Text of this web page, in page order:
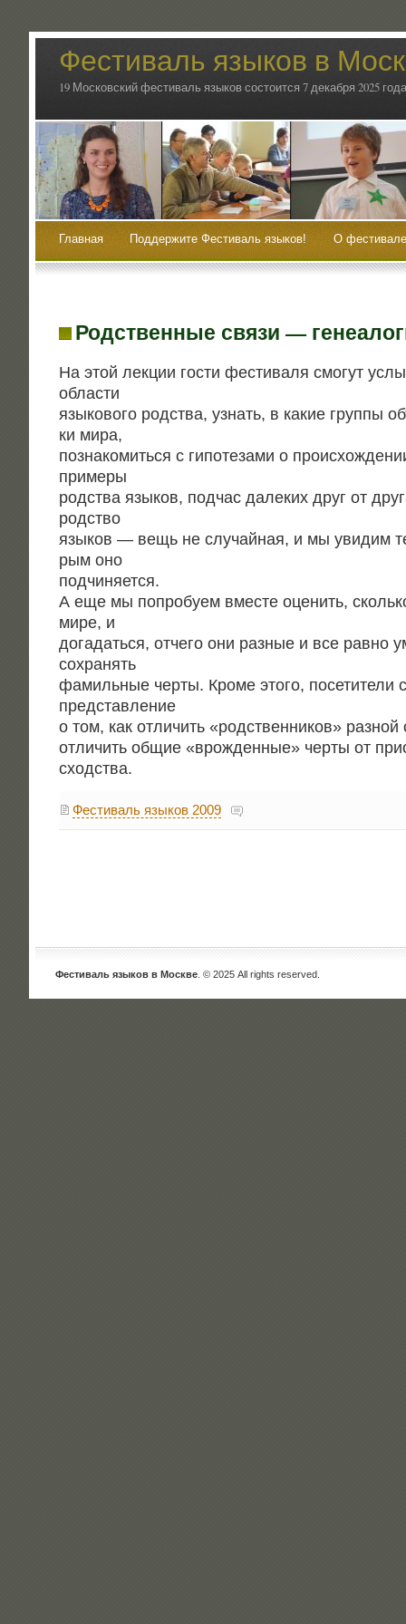
Фестиваль языков в
19 Московский фестиваль языков состоится 7 декабря 2025
Главная Поддержите Фестиваль языков! О
Родственные связи —
На этой лек­ции гости фести­ва­ля смо­гут
области
язы­ко­во­го род­ства, узнать, в какие груп­пы
ки мира,
позна­ко­мить­ся с гипо­те­за­ми о
примеры
род­ства язы­ков, под­час дале­ких друг от
родство
язы­ков — вещь не слу­чай­ная, и мы уви­дим
рым оно
подчиняется.
А еще мы попро­бу­ем вме­сте оце­нить,
мире, и
дога­дать­ся, отче­го они раз­ные и все рав­но
сохранять
фамиль­ные чер­ты. Кро­ме это­го, посе­ти­те­ли
представление
о том, как отли­чить «род­ствен­ни­ков»
отли­чить общие «врож­ден­ные» чер­ты от
сходства.
Фестиваль языков 2009
Фестиваль языков в Москве. © 2025 All rights reserved.